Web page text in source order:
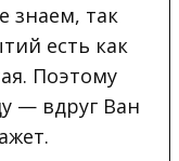
знаем, так
есть как
Поэтому
— вдруг Ван